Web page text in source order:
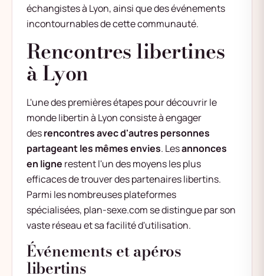
échangistes à Lyon, ainsi que des événements
incontournables de cette communauté.
Rencontres libertines
à Lyon
L'une des premières étapes pour découvrir le
monde libertin à Lyon consiste à engager
desrencontres avec d'autres personnes
partageant les mêmes envies. Lesannonces
en ligne restent l'un des moyens les plus
efficaces de trouver des partenaires libertins.
Parmi les nombreuses plateformes
spécialisées, plan-sexe.com se distingue par son
vaste réseau et sa facilité d'utilisation.
Événements et apéros
libertins